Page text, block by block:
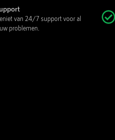
van 24/7 support voor al
problemen.